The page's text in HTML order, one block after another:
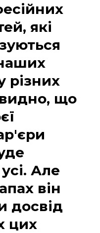
які
різних
що
Але
він
досвід
цих